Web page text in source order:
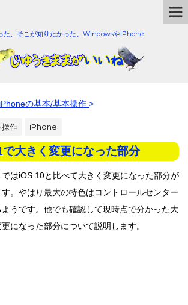
た、そこが知りたかった、WindowsやiPhone
iPhoneの基本/基本操作 >
作 iPhone
で大きく変更になった部分
ではiOS 10と比べて大きく変更になった部分が
す。やはり最大の特色はコントロールセンター
ようです。他でも確認して現時点で分かった大
更になった部分について説明します。